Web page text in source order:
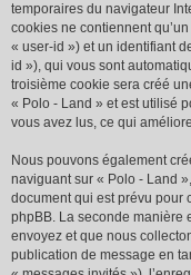
temporaires du navigateur
cookies ne contiennent
« user-id ») et un identifiant
id »), qui vous sont
troisième cookie sera créé
« Polo - Land » et est utilisé
vous avez lus, ce qui
Nous pouvons également
naviguant sur « Polo - Land
document qui est prévu pour
phpBB. La seconde manière
envoyez et que nous
publication de message en